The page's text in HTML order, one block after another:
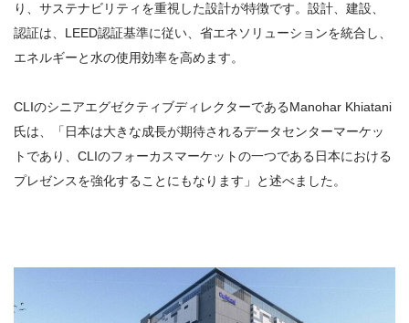
り、サステナビリティを重視した設計が特徴です。設計、建設、
認証は、LEED認証基準に従い、省エネソリューションを統合し、
エネルギーと水の使用効率を高めます。
CLIのシニアエグゼクティブディレクターであるManohar Khiatani
氏は、「日本は大きな成長が期待されるデータセンターマーケッ
トであり、CLIのフォーカスマーケットの一つである日本における
プレゼンスを強化することにもなります」と述べました。